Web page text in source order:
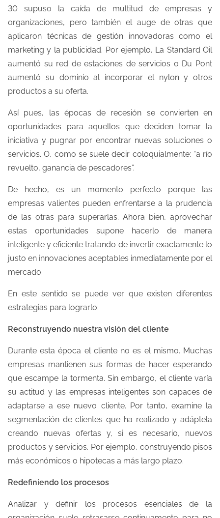
30 supuso la caída de multitud de empresas y
organizaciones, pero también el auge de otras que
aplicaron técnicas de gestión innovadoras como el
marketing y la publicidad. Por ejemplo, La Standard Oil
aumentó su red de estaciones de servicios o Du Pont
aumentó su dominio al incorporar el nylon y otros
productos a su oferta.
Así pues, las épocas de recesión se convierten en
oportunidades para aquellos que deciden tomar la
iniciativa y pugnar por encontrar nuevas soluciones o
servicios. O, como se suele decir coloquialmente: “a río
revuelto, ganancia de pescadores”.
De hecho, es un momento perfecto porque las
empresas valientes pueden enfrentarse a la prudencia
de las otras para superarlas. Ahora bien, aprovechar
estas oportunidades supone hacerlo de manera
inteligente y eficiente tratando de invertir exactamente lo
justo en innovaciones aceptables inmediatamente por el
mercado.
En este sentido se puede ver que existen diferentes
estrategias para lograrlo:
Reconstruyendo nuestra visión del cliente
Durante esta época el cliente no es el mismo. Muchas
empresas mantienen sus formas de hacer esperando
que escampe la tormenta. Sin embargo, el cliente varía
su actitud y las empresas inteligentes son capaces de
adaptarse a ese nuevo cliente. Por tanto, examine la
segmentación de clientes que ha realizado y adáptela
creando nuevas ofertas y, si es necesario, nuevos
productos y servicios. Por ejemplo, construyendo pisos
más económicos o hipotecas a más largo plazo.
Redefiniendo los procesos
Analizar y definir los procesos esenciales de la